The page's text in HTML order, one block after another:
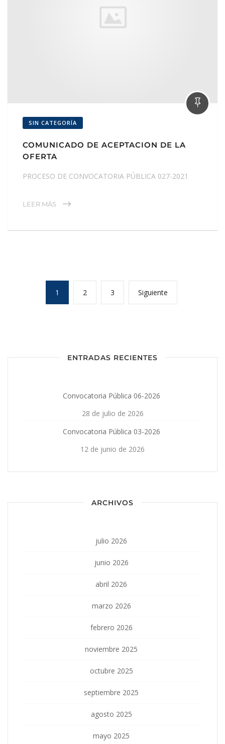
SIN CATEGORÍA
COMUNICADO DE ACEPTACION DE LA
OFERTA
PROCESO DE CONVOCATORIA PÚBLICA 027-2021
LEER MÁS
1 2 3 Siguiente
ENTRADAS RECIENTES
Convocatoria Pública 06-2026
28 de julio de 2026
Convocatoria Pública 03-2026
12 de junio de 2026
ARCHIVOS
julio 2026
junio 2026
abril 2026
marzo 2026
febrero 2026
noviembre 2025
octubre 2025
septiembre 2025
agosto 2025
mayo 2025